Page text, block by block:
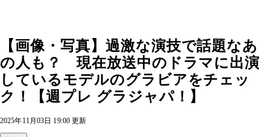
【画像・写真】過激な演技で話題なあ
の人も？ 現在放送中のドラマに出演
しているモデルのグラビアをチェッ
ク！【週プレ グラジャパ！】
2025年11月03日 19:00 更新